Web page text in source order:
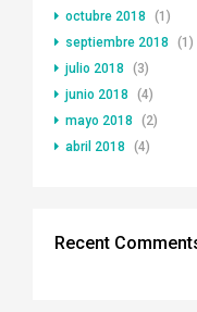
octubre 2018
(1)
septiembre 2018
(1)
julio 2018
(3)
junio 2018
(4)
mayo 2018
(2)
abril 2018
(4)
Recent